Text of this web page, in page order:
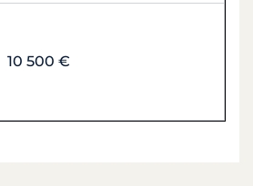
10 500 €